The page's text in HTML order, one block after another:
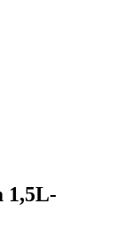
1,5L-